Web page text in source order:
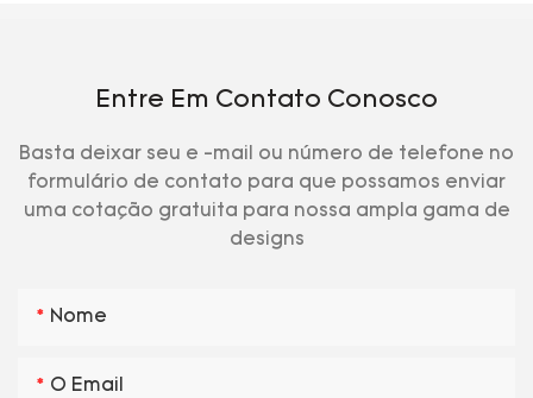
Entre Em Contato Conosco
Basta deixar seu e -mail ou número de telefone no
formulário de contato para que possamos enviar
uma cotação gratuita para nossa ampla gama de
designs
Nome
O Email